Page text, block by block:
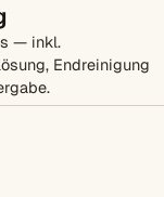
— inkl.
Endreinigung